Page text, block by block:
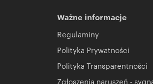
Ważne informacje
Regulaminy
Polityka Prywatności
Polityka Transparentności
Zgłoszenia naruszeń -